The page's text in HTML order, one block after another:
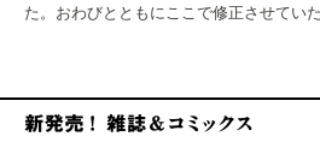
た。おわびとともにここで修正させていた